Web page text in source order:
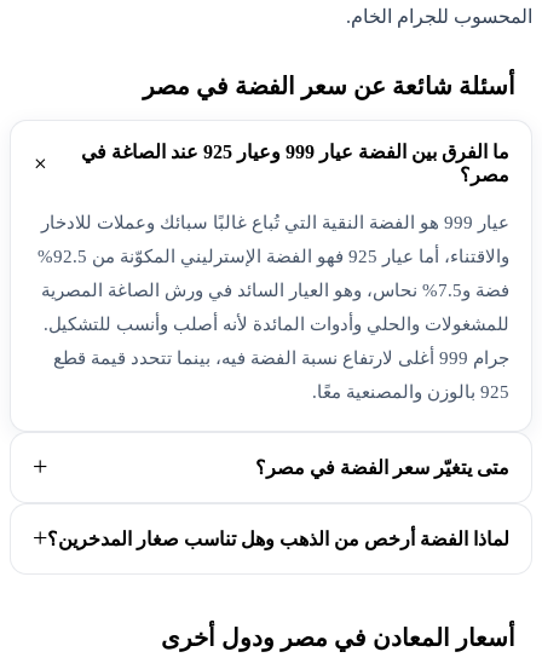
المحسوب للجرام الخام.
أسئلة شائعة عن سعر الفضة في مصر
ما الفرق بين الفضة عيار 999 وعيار 925 عند الصاغة في
مصر؟
عيار 999 هو الفضة النقية التي تُباع غالبًا سبائك وعملات للادخار
والاقتناء، أما عيار 925 فهو الفضة الإسترليني المكوّنة من 92.5%
فضة و7.5% نحاس، وهو العيار السائد في ورش الصاغة المصرية
للمشغولات والحلي وأدوات المائدة لأنه أصلب وأنسب للتشكيل.
جرام 999 أغلى لارتفاع نسبة الفضة فيه، بينما تتحدد قيمة قطع
925 بالوزن والمصنعية معًا.
متى يتغيّر سعر الفضة في مصر؟
لماذا الفضة أرخص من الذهب وهل تناسب صغار المدخرين؟
أسعار المعادن في مصر ودول أخرى